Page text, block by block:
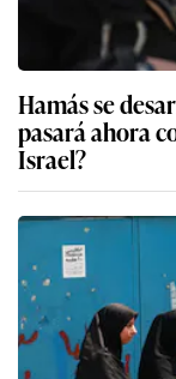
Hamás se
pasará ahora
Israel?